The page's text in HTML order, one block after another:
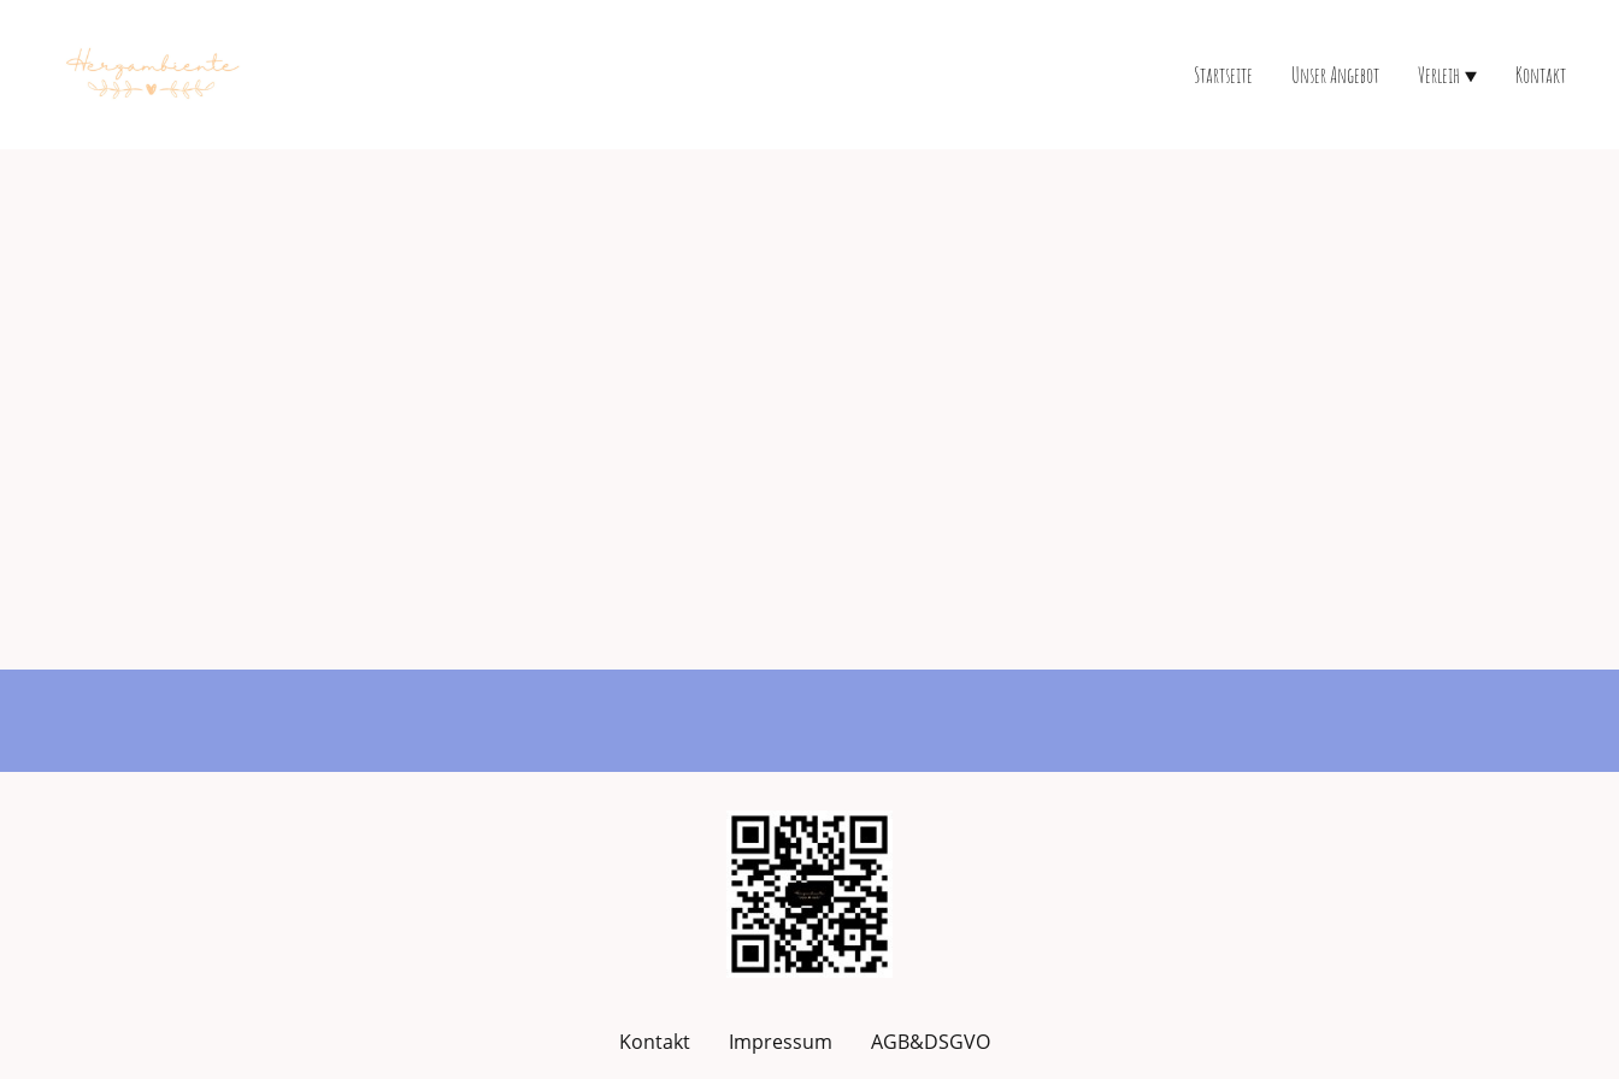
Startseite Unser Angebot Verleih Kontakt
Kontakt Impressum AGB&DSGVO